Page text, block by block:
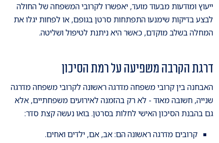
ייעוץ ומודעות מבעוד מועד, יאפשרו לקרובי המשפחה של החולה
לבצע בדיקות שימנעו התפתחות סרטן בגופם, או לפחות יגלו את
המחלה בשלב מוקדם, כאשר היא ניתנת לטיפול ושליטה.
דרגת הקרבה משפיעה על רמת הסיכון
האבחנה בין קרובי משפחה מדרגה ראשונה לקרובי משפחה מדרגה
שנייה, חשובה מאוד - לא רק בהזמנה לאירועים משפחתיים, אלא
גם בהבנת הסיכון האישי לחלות בסרטן. בואו נעשה קצת סדר:
קרובים מדרגה ראשונה הם: אב, אם, ילדים ואחים.